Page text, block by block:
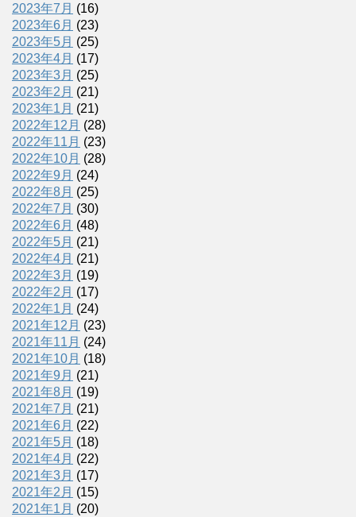
2023年7月 (16)
2023年6月 (23)
2023年5月 (25)
2023年4月 (17)
2023年3月 (25)
2023年2月 (21)
2023年1月 (21)
2022年12月 (28)
2022年11月 (23)
2022年10月 (28)
2022年9月 (24)
2022年8月 (25)
2022年7月 (30)
2022年6月 (48)
2022年5月 (21)
2022年4月 (21)
2022年3月 (19)
2022年2月 (17)
2022年1月 (24)
2021年12月 (23)
2021年11月 (24)
2021年10月 (18)
2021年9月 (21)
2021年8月 (19)
2021年7月 (21)
2021年6月 (22)
2021年5月 (18)
2021年4月 (22)
2021年3月 (17)
2021年2月 (15)
2021年1月 (20)